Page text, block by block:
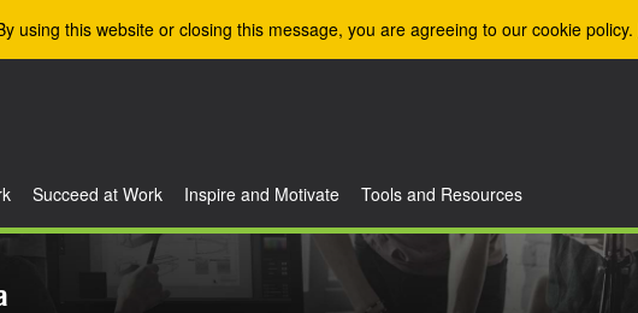
using this website or closing this message, you are agreeing to our cookie policy.
Succeed at Work Inspire and Motivate Tools and Resources